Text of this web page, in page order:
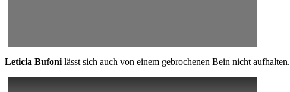
Leticia Bufonilässt sich auch von einem gebrochenen Bein nicht aufhalten.